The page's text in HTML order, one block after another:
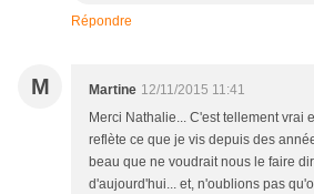
Répondre
M Martine 12/11/2015 11:41
Merci Nathalie... C'est tellement vrai
reflète ce que je vis depuis des
beau que ne voudrait nous le faire
d'aujourd'hui... et, n'oublions pas